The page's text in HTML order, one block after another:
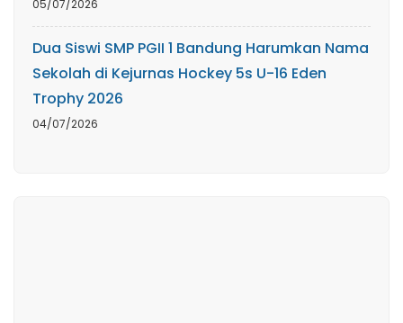
05/07/2026
Dua Siswi SMP PGII 1 Bandung Harumkan Nama
Sekolah di Kejurnas Hockey 5s U-16 Eden
Trophy 2026
04/07/2026